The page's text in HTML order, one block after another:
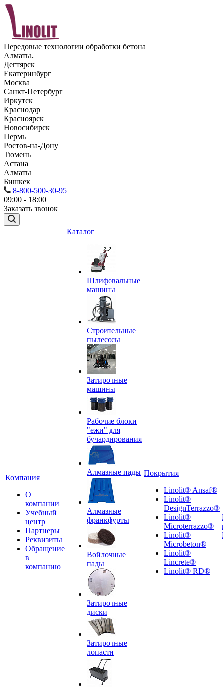
Передовые технологии обработки бетона
Алматы
Дегтярск
Екатеринбург
Москва
Санкт-Петербург
Иркутск
Краснодар
Красноярск
Новосибирск
Пермь
Ростов-на-Дону
Тюмень
Астана
Алматы
Бишкек
8-800-500-30-95
09:00 - 18:00
Заказать звонок
Компания
О
компании
Учебный
центр
Партнеры
Реквизиты
Обращение
в
компанию
Каталог
Шлифовальные
машины
Строительные
пылесосы
Затирочные
машины
Рабочие блоки
"ежи" для
бучардирования
Алмазные пады
Алмазные
франкфурты
Войлочные
пады
Затирочные
диски
Затирочные
лопасти
Покрытия
Linolit® Ansaf®
Linolit®
DesignTerrazzo®
Linolit®
Microterrazzo®
Linolit®
Microbeton®
Linolit®
Lincrete®
Linolit® RD®